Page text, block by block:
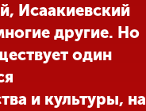
Исаакиевский
другие. Но
один
и культуры, на